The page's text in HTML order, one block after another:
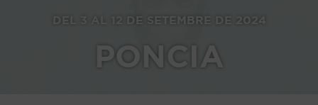
DEL 3 AL 12 DE SETEMBRE DE 2024
PONCIA